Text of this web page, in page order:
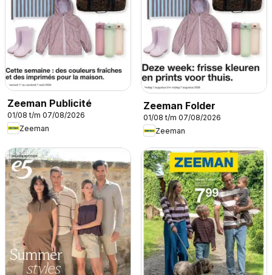
Zeeman Publicité
01/08 t/m 07/08/2026
Zeeman
Zeeman Folder
01/08 t/m 07/08/2026
Zeeman